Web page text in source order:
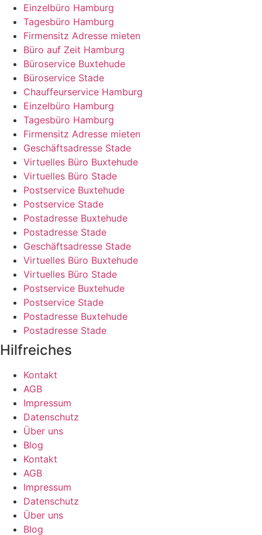
Einzelbüro Hamburg
Tagesbüro Hamburg
Firmensitz Adresse mieten
Büro auf Zeit Hamburg
Büroservice Buxtehude
Büroservice Stade
Chauffeurservice Hamburg
Einzelbüro Hamburg
Tagesbüro Hamburg
Firmensitz Adresse mieten
Geschäftsadresse Stade
Virtuelles Büro Buxtehude
Virtuelles Büro Stade
Postservice Buxtehude
Postservice Stade
Postadresse Buxtehude
Postadresse Stade
Geschäftsadresse Stade
Virtuelles Büro Buxtehude
Virtuelles Büro Stade
Postservice Buxtehude
Postservice Stade
Postadresse Buxtehude
Postadresse Stade
Hilfreiches
Kontakt
AGB
Impressum
Datenschutz
Über uns
Blog
Kontakt
AGB
Impressum
Datenschutz
Über uns
Blog